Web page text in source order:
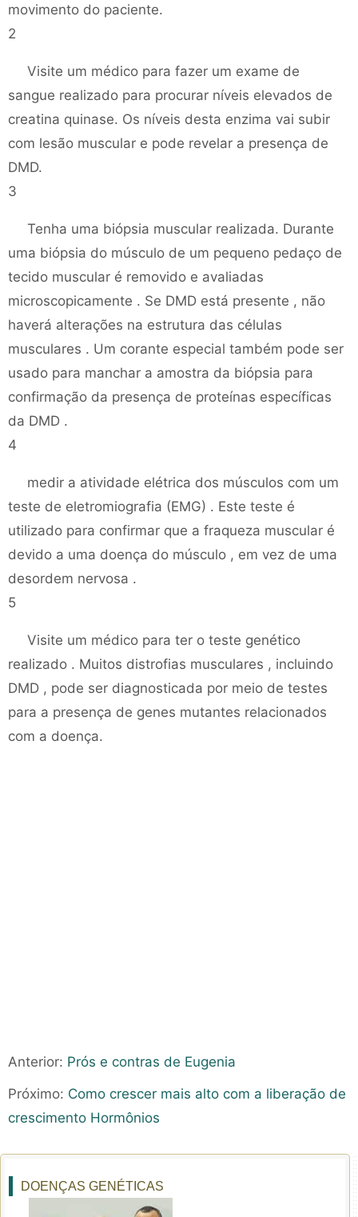
movimento do paciente.
2
Visite um médico para fazer um exame de
sangue realizado para procurar níveis elevados de
creatina quinase. Os níveis desta enzima vai subir
com lesão muscular e pode revelar a presença de
DMD.
3
Tenha uma biópsia muscular realizada. Durante
uma biópsia do músculo de um pequeno pedaço de
tecido muscular é removido e avaliadas
microscopicamente . Se DMD está presente , não
haverá alterações na estrutura das células
musculares . Um corante especial também pode ser
usado para manchar a amostra da biópsia para
confirmação da presença de proteínas específicas
da DMD .
4
medir a atividade elétrica dos músculos com um
teste de eletromiografia (EMG) . Este teste é
utilizado para confirmar que a fraqueza muscular é
devido a uma doença do músculo , em vez de uma
desordem nervosa .
5
Visite um médico para ter o teste genético
realizado . Muitos distrofias musculares , incluindo
DMD , pode ser diagnosticada por meio de testes
para a presença de genes mutantes relacionados
com a doença.
Anterior: Prós e contras de Eugenia
Próximo: Como crescer mais alto com a liberação de
crescimento Hormônios
DOENÇAS GENÉTICAS